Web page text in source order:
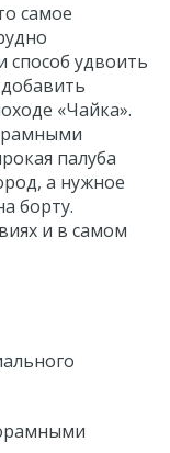
самое
удвоить
«Чайка».
палуба
а нужное
борту.
и в самом